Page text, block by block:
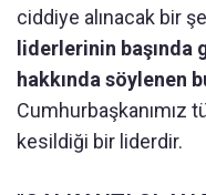
ciddiye alınacak bir
liderlerinin başında
hakkında söylenen
Cumhurbaşkanımız
kesildiği bir liderdir.